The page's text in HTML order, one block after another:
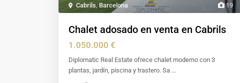
19
Cabrils Barcelona
Chalet adosado en venta en Cabrils
1.050.000 €
Diplomatic Real Estate ofrece chalet moderno con 3
plantas, jardín, piscina y trastero. Sa ...